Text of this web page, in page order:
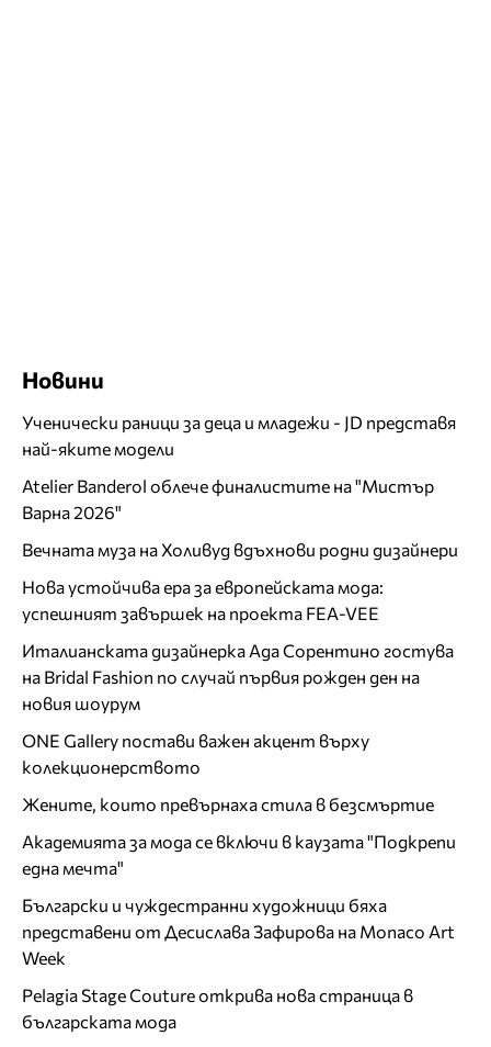
Новини
Ученически раници за деца и младежи - JD представя
най-яките модели
Atelier Banderol облече финалистите на "Мистър
Варна 2026"
Вечната муза на Холивуд вдъхнови родни дизайнери
Нова устойчива ера за европейската мода:
успешният завършек на проекта FEA-VEE
Италианската дизайнерка Ада Сорентино гостува
на Bridal Fashion по случай първия рожден ден на
новия шоурум
ONE Gallery постави важен акцент върху
колекционерството
Жените, които превърнаха стила в безсмъртие
Академията за мода се включи в каузата "Подкрепи
една мечта"
Български и чуждестранни художници бяха
представени от Десислава Зафирова на Monaco Art
Week
Pelagia Stage Couture открива нова страница в
българската мода